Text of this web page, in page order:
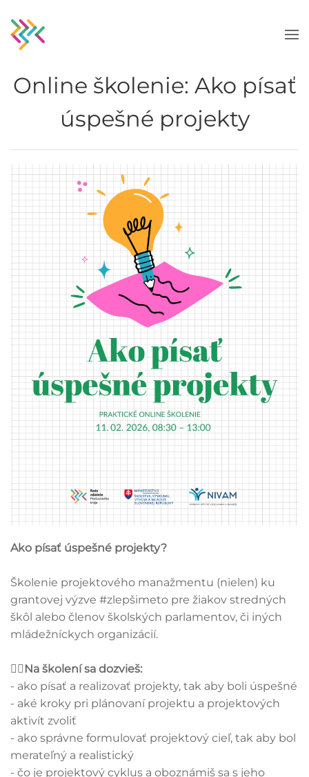
Skip to main content
Online školenie: Ako písať
úspešné projekty
Ako písať úspešné projekty?
Školenie projektového manažmentu (nielen) ku
grantovej výzve #zlepšimeto pre žiakov stredných
škôl alebo členov školských parlamentov, či iných
mládežníckych organizácií.
🕵️‍♂️Na školení sa dozvieš:
- ako písať a realizovať projekty, tak aby boli úspešné
- aké kroky pri plánovaní projektu a projektových
aktivít zvoliť
- ako správne formulovať projektový cieľ, tak aby bol
merateľný a realistický
- čo je projektový cyklus a oboznámiš sa s jeho